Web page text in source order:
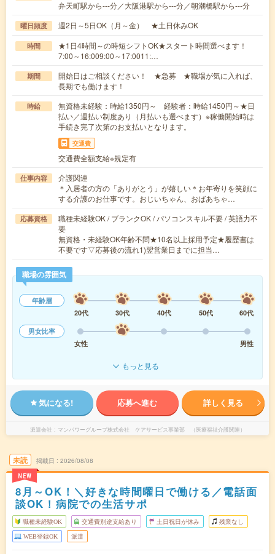
弁天町駅から---分／大阪港駅から---分／朝潮橋駅から---分
曜日頻度 週2日～5日OK（月～金） ★土日休みOK
時間
★1日4時間～の時短シフトOK★スタート時間選べます！
7:00～16:009:00～17:0011:…
期間
開始日はご相談ください！ ★急募 ★職場が気に入れば、
長期でも働けます！
時給
無資格未経験：時給1350円～ 経験者：時給1450円～★日
払い／週払い制度あり（月払いも選べます）※稼働開始時は
手続き完了次第のお支払いとなります。
交通費
交通費全額支給※規定有
仕事内容
介護関連
＊入居者の方の「ありがとう」が嬉しい＊お年寄りを笑顔に
する介護のお仕事です。おじいちゃん、おばあちゃ…
応募資格
職種未経験OK / ブランクOK / パソコンスキル不要 / 英語力不
要
無資格・未経験OK年齢不問★10名以上採用予定★履歴書は
不要です▽応募後の流れ1)翌営業日までに担当…
職場の雰囲気
年齢層
20代
30代 40代 50代
60代
男女比率
女性
男性
もっと見る
気になる! 応募へ進む 詳しく見る
派遣会社 マンパワーグループ株式会社 ケアサービス事業部 （医療福祉介護関連）
未読
NEW
掲載日 2026/08/08
8月～OK！＼好きな時間曜日で働ける／電話面
談OK！病院での生活サポ
職種未経験OK 交通費別途支給あり 土日祝日が休み 残業なし
WEB登録OK 派遣